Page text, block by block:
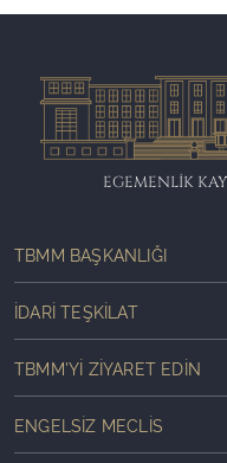
EGEMENLİK
TBMM BAŞKANLIĞI
İDARI TEŞKILAT
TBMM'YI ZIYARET EDIN
ENGELSIZ MECLIS